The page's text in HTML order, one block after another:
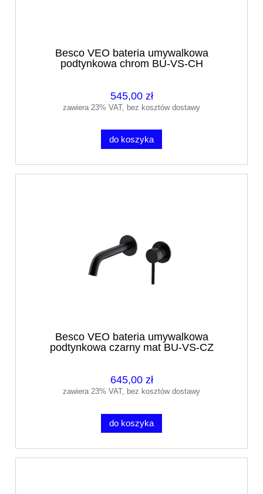
Besco VEO bateria umywalkowa
podtynkowa chrom BU-VS-CH
545,00 zł
zawiera 23% VAT, bez kosztów dostawy
do koszyka
Besco VEO bateria umywalkowa
podtynkowa czarny mat BU-VS-CZ
645,00 zł
zawiera 23% VAT, bez kosztów dostawy
do koszyka